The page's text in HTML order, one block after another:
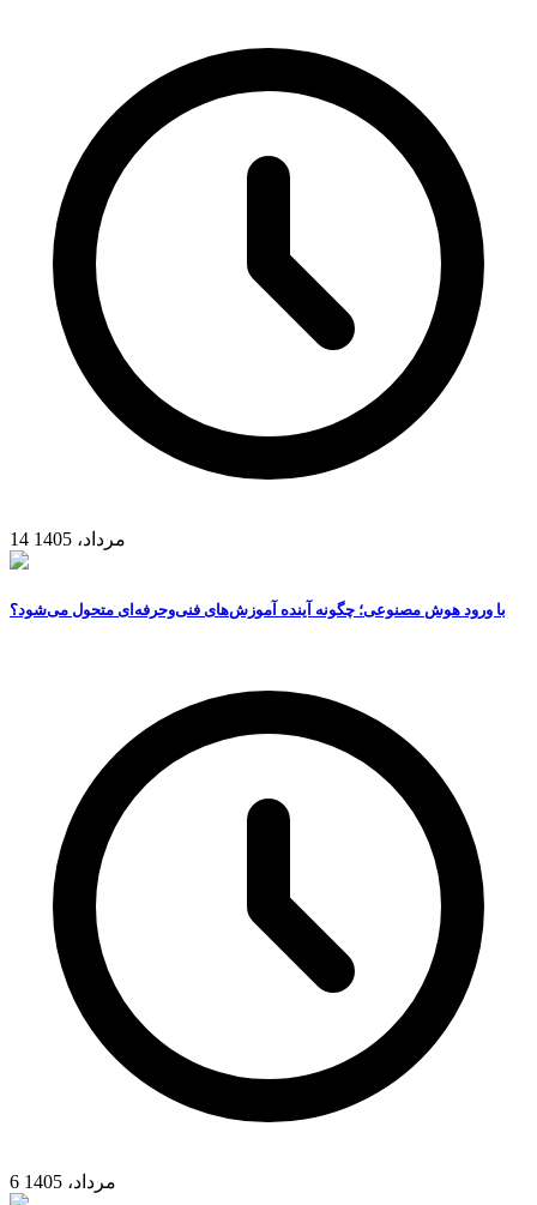
14 مرداد، 1405
با ورود هوش مصنوعی؛ چگونه آینده آموزش‌های فنی‌وحرفه‌ای متحول می‌شود؟
6 مرداد، 1405